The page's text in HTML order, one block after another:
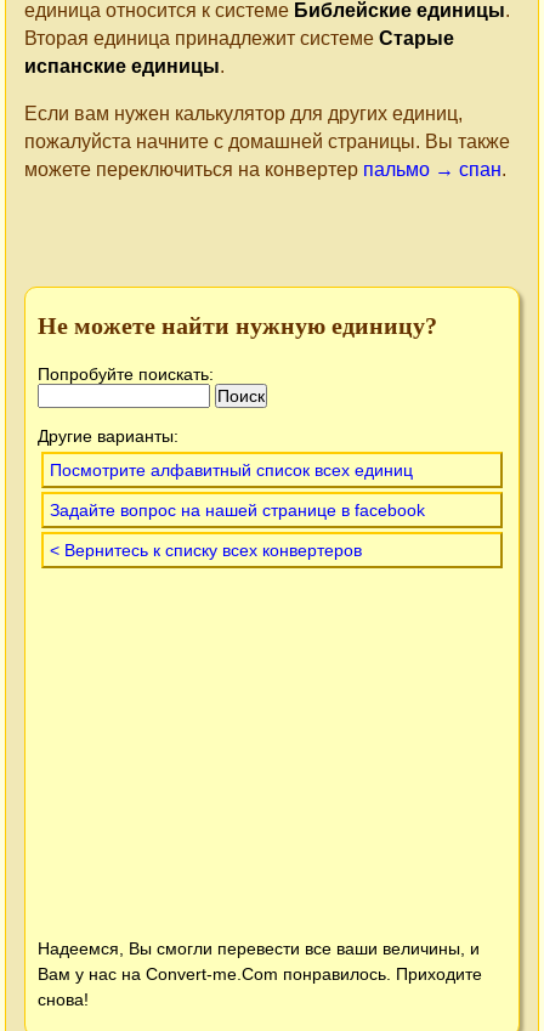
единица относится к системе Библейские единицы.
Вторая единица принадлежит системе Старые
испанские единицы.
Если вам нужен калькулятор для других единиц,
пожалуйста начните с домашней страницы. Вы также
можете переключиться на конвертер пальмо → спан.
Не можете найти нужную единицу?
Попробуйте поискать:
Другие варианты:
Посмотрите алфавитный список всех единиц
Задайте вопрос на нашей странице в facebook
< Вернитесь к списку всех конвертеров
Надеемся, Вы смогли перевести все ваши величины, и
Вам у нас на Convert-me.Com понравилось. Приходите
снова!